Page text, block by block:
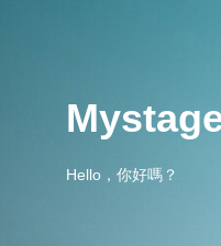
Hello，你好嗎？